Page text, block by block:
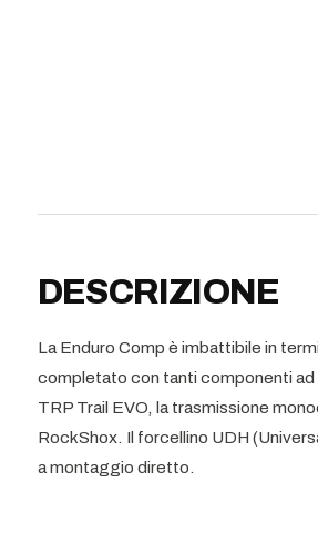
DESCRIZIONE
La Enduro Comp è imbattibile in
completato con tanti componenti
TRP Trail EVO, la trasmissione
RockShox. Il forcellino UDH
a montaggio diretto.